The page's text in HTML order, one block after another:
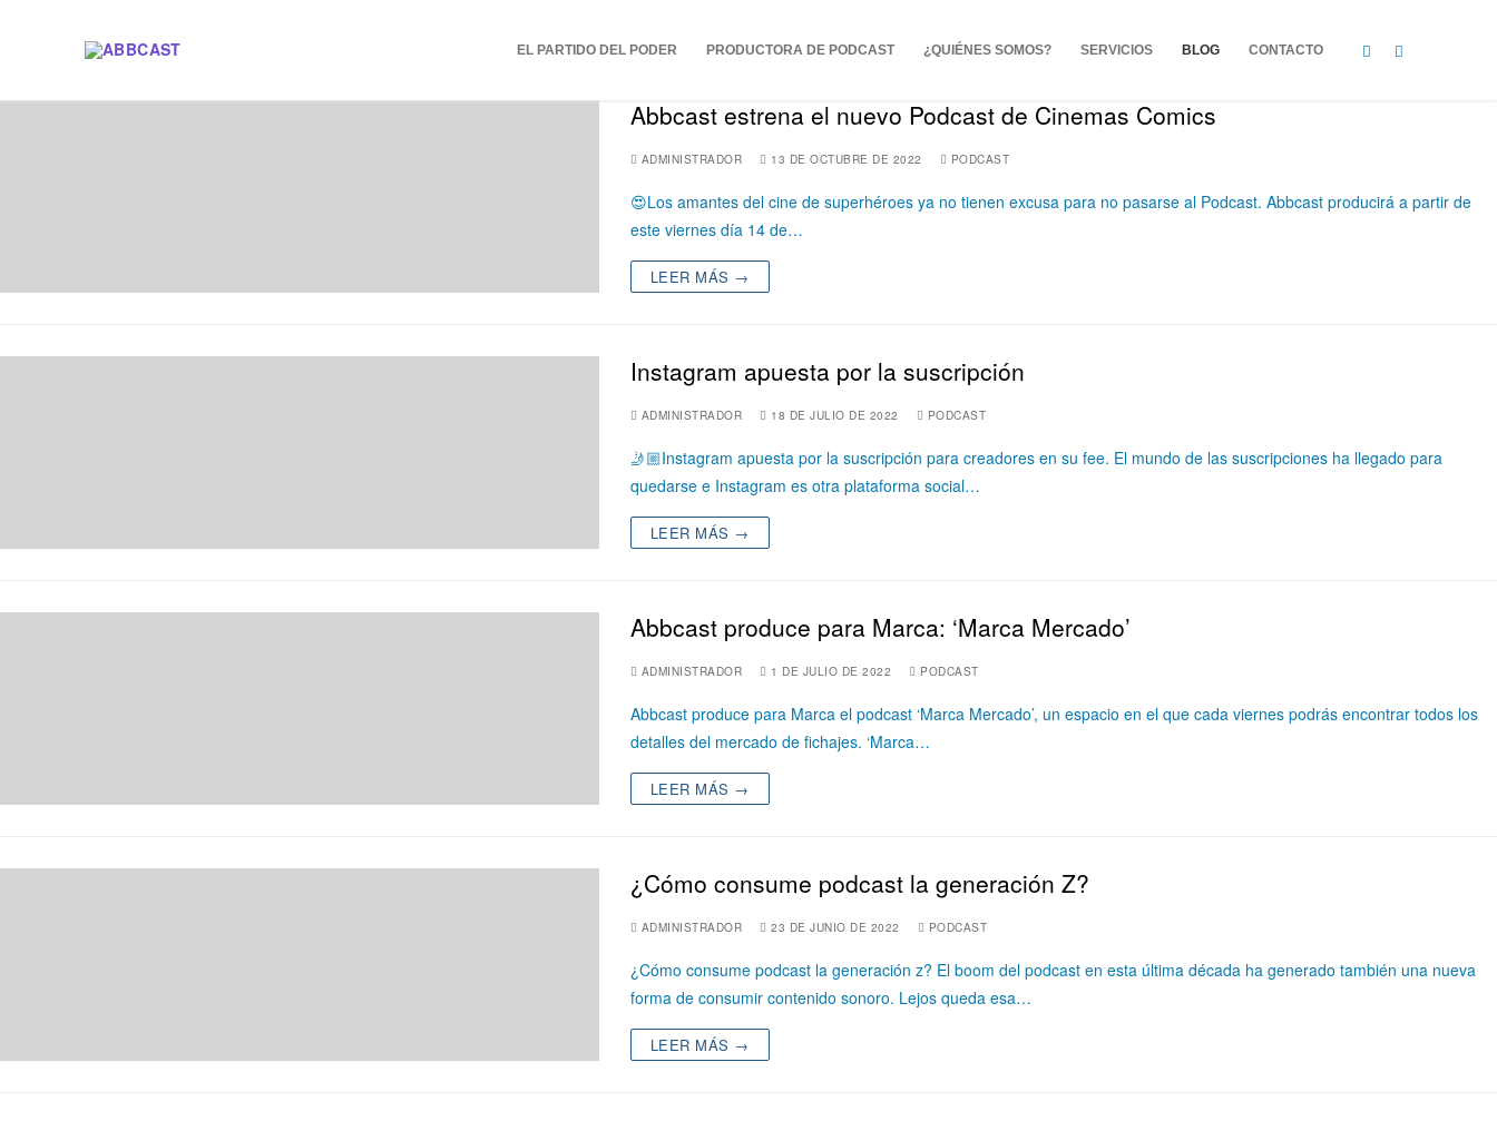
EL PARTIDO DEL PODER PRODUCTORA DE PODCAST ¿QUIÉNES SOMOS? SERVICIOS BLOG CONTACTO
Abbcast estrena el nuevo Podcast de Cinemas Comics
ADMINISTRADOR 13 DE OCTUBRE DE 2022 PODCAST
😍Los amantes del cine de superhéroes ya no tienen excusa para no pasarse al Podcast. Abbcast producirá a partir de
este viernes día 14 de…
LEER MÁS →
Instagram apuesta por la suscripción
ADMINISTRADOR 18 DE JULIO DE 2022 PODCAST
🤳🏼Instagram apuesta por la suscripción para creadores en su fee. El mundo de las suscripciones ha llegado para
quedarse e Instagram es otra plataforma social…
LEER MÁS →
Abbcast produce para Marca: ‘Marca Mercado’
ADMINISTRADOR 1 DE JULIO DE 2022 PODCAST
Abbcast produce para Marca el podcast ‘Marca Mercado’, un espacio en el que cada viernes podrás encontrar todos los
detalles del mercado de fichajes. ‘Marca…
LEER MÁS →
¿Cómo consume podcast la generación Z?
ADMINISTRADOR 23 DE JUNIO DE 2022 PODCAST
¿Cómo consume podcast la generación z? El boom del podcast en esta última década ha generado también una nueva
forma de consumir contenido sonoro. Lejos queda esa…
LEER MÁS →